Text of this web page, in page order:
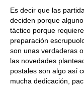
Es decir que las
deciden porque
táctico porque
preparación
son unas verdaderas
las novedades
postales son algo así
mucha dedicación,